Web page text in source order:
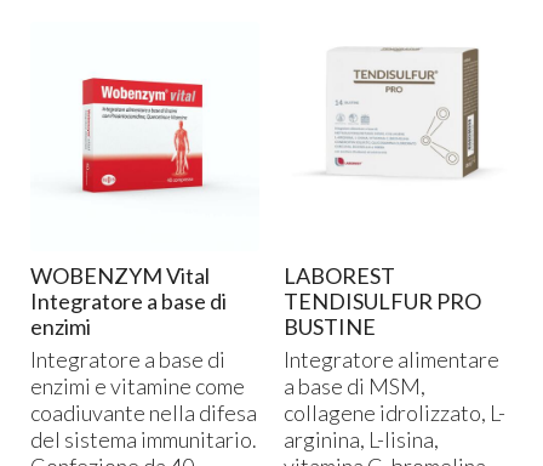
WOBENZYM Vital
Integratore a base di
enzimi
Integratore a base di
enzimi e vitamine come
coadiuvante nella difesa
del sistema immunitario.
LABOREST
TENDISULFUR PRO
BUSTINE
Integratore alimentare
a base di MSM,
collagene idrolizzato, L-
arginina, L-lisina,